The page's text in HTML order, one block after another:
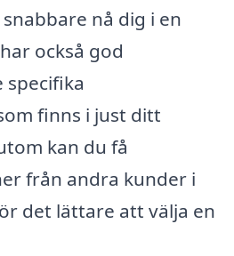
nå dig i en
också god
specifika
finns i just ditt
kan du få
från andra kunder i
det lättare att välja en